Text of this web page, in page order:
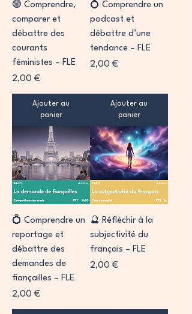
🟣 Comprendre,
comparer et
débattre des
courants
féministes – FLE
Prix
2,00 €
Ajouter au
panier
💍 Comprendre un
podcast et
débattre d’une
tendance – FLE
Prix
2,00 €
Ajouter au
panier
💍 Comprendre un
reportage et
débattre des
demandes de
fiançailles – FLE
Prix
2,00 €
🔮 Réfléchir à la
subjectivité du
français – FLE
Prix
2,00 €